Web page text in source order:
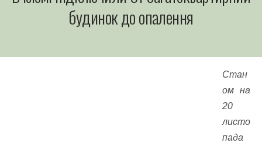
будинок до опалення
Стан
ом на
20
листо
пада